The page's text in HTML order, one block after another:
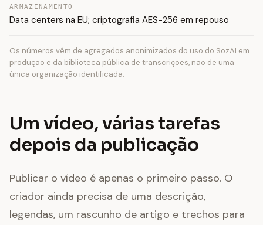
ARMAZENAMENTO
Data centers na EU; criptografia AES-256 em repouso
Os números vêm de agregados anonimizados do uso do SozAI em
produção e da biblioteca pública de transcrições, não de uma
única organização identificada.
Um vídeo, várias tarefas
depois da publicação
Publicar o vídeo é apenas o primeiro passo. O
criador ainda precisa de uma descrição,
legendas, um rascunho de artigo e trechos para